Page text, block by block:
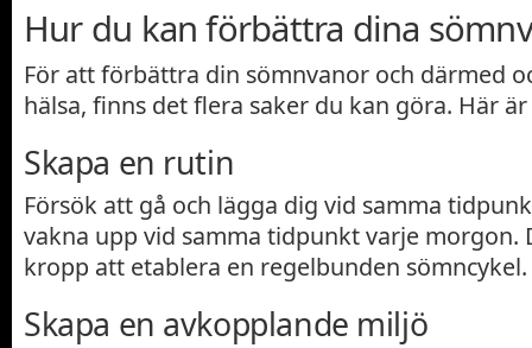
Hur du kan förbättra dina
För att förbättra din sömnvanor och därmed
hälsa, finns det flera saker du kan göra. Här
Skapa en rutin
Försök att gå och lägga dig vid samma
vakna upp vid samma tidpunkt varje morgon.
kropp att etablera en regelbunden sömncykel.
Skapa en avkopplande miljö